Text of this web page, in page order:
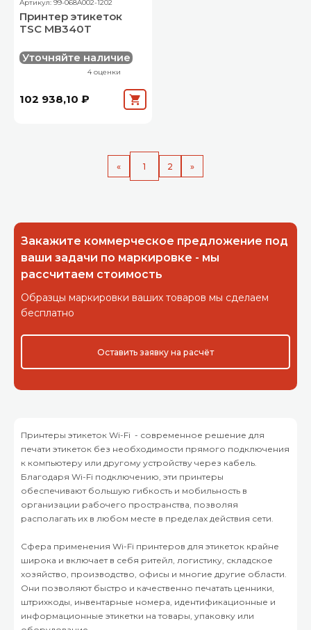
Артикул: 99-068A002-1202
Принтер этикеток
TSC MB340T
Уточняйте наличие
4 оценки
102 938,10 ₽
« 1 2 »
Закажите коммерческое предложение под
ваши задачи по маркировке - мы
рассчитаем стоимость
Образцы маркировки ваших товаров мы сделаем
бесплатно
Оставить заявку на расчёт
Принтеры этикеток Wi-Fi - современное решение для
печати этикеток без необходимости прямого подключения
к компьютеру или другому устройству через кабель.
Благодаря Wi-Fi подключению, эти принтеры
обеспечивают большую гибкость и мобильность в
организации рабочего пространства, позволяя
располагать их в любом месте в пределах действия сети.
Сфера применения Wi-Fi принтеров для этикеток крайне
широка и включает в себя ритейл, логистику, складское
хозяйство, производство, офисы и многие другие области.
Они позволяют быстро и качественно печатать ценники,
штрихкоды, инвентарные номера, идентификационные и
информационные этикетки на товары, упаковку или